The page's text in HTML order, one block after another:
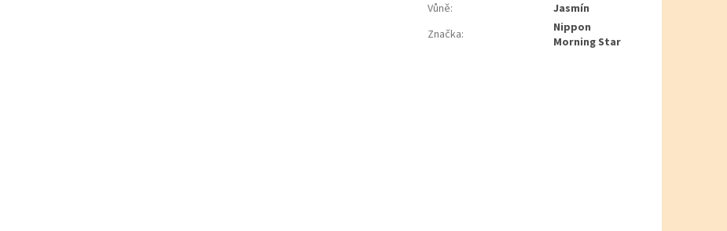
Vůně:
Jasmín
Značka:
Nippon
Morning Star